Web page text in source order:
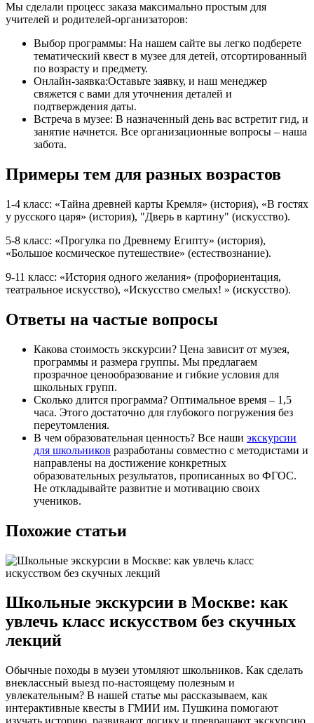
Мы сделали процесс заказа максимально простым для
учителей и родителей-организаторов:
Выбор программы: На нашем сайте вы легко подберете
тематический квест в музее для детей, отсортированный
по возрасту и предмету.
Онлайн-заявка:Оставьте заявку, и наш менеджер
свяжется с вами для уточнения деталей и
подтверждения даты.
Встреча в музее: В назначенный день вас встретит гид, и
занятие начнется. Все организационные вопросы – наша
забота.
Примеры тем для разных возрастов
1-4 класс: «Тайна древней карты Кремля» (история), «В гостях
у русского царя» (история), "Дверь в картину" (искусство).
5-8 класс: «Прогулка по Древнему Египту» (история),
«Большое космическое путешествие» (естествознание).
9-11 класс: «История одного желания» (профориентация,
театральное искусство), «Искусство смелых! » (искусство).
Ответы на частые вопросы
Какова стоимость экскурсии? Цена зависит от музея,
программы и размера группы. Мы предлагаем
прозрачное ценообразование и гибкие условия для
школьных групп.
Сколько длится программа? Оптимальное время – 1,5
часа. Этого достаточно для глубокого погружения без
переутомления.
В чем образовательная ценность? Все наши экскурсии
для школьников разработаны совместно с методистами и
направлены на достижение конкретных
образовательных результатов, прописанных во ФГОС.
Не откладывайте развитие и мотивацию своих
учеников.
Похожие статьи
Школьные экскурсии в Москве: как
увлечь класс искусством без скучных
лекций
Обычные походы в музеи утомляют школьников. Как сделать
внеклассный выезд по-настоящему полезным и
увлекательным? В нашей статье мы рассказываем, как
интерактивные квесты в ГМИИ им. Пушкина помогают